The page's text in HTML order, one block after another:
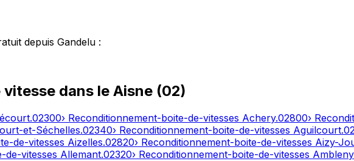
depuis Gandelu :
dans le Aisne (02)
.02300› Reconditionnement-boite-de-vitesses Achery.02800›
et-Séchelles.02340› Reconditionnement-boite-de-vitesses Aguilcourt.
de-vitesses Aizelles.02820› Reconditionnement-boite-de-vitesses Aizy-
de-vitesses Allemant.02320› Reconditionnement-boite-de-vitesses Ambleny